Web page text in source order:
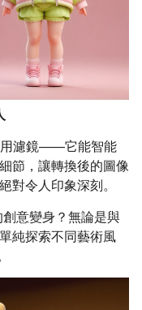
用濾鏡——它能智能
節，讓轉換後的圖像
對令人印象深刻。
意變身？無論是與
純探索不同藝術風